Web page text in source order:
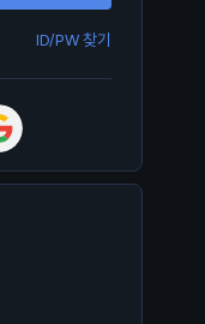
ID/PW 찾기